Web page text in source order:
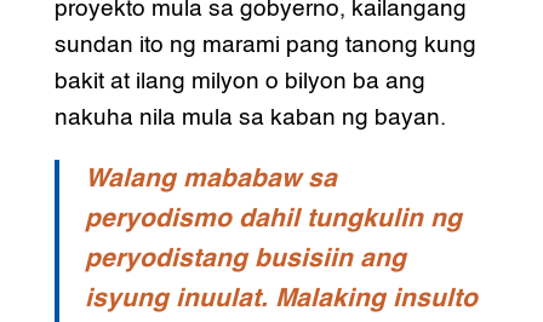
proyekto mula sa gobyerno, kailangang
sundan ito ng marami pang tanong kung
bakit at ilang milyon o bilyon ba ang
nakuha nila mula sa kaban ng bayan.
Walang mababaw sa
peryodismo dahil tungkulin ng
peryodistang busisiin ang
isyung inuulat. Malaking insulto